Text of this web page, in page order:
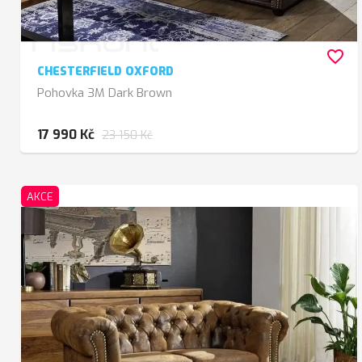
CHESTERFIELD OXFORD
Pohovka 3M Dark Brown
17 990 Kč 23 150 Kč
favorite_border
AKCE